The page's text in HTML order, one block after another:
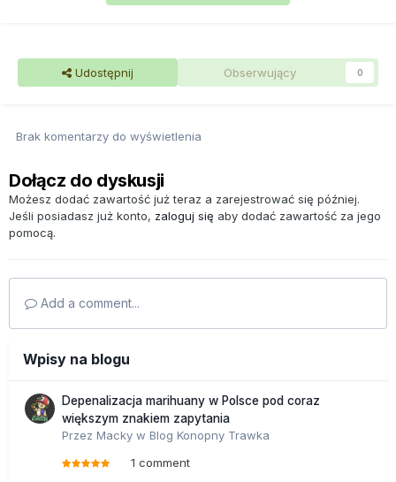
Udostępnij Obserwujący 0
Brak komentarzy do wyświetlenia
Dołącz do dyskusji
Możesz dodać zawartość już teraz a zarejestrować się później.
Jeśli posiadasz już konto, zaloguj się aby dodać zawartość za jego
pomocą.
Add a comment...
Wpisy na blogu
Depenalizacja marihuany w Polsce pod coraz
większym znakiem zapytania
Przez Macky w Blog Konopny Trawka
1 comment